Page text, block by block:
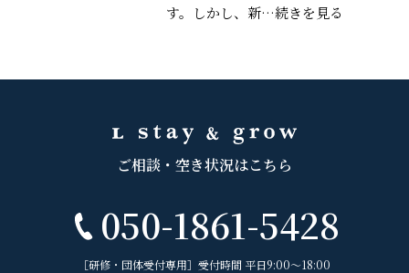
す。しかし、新…続きを見る
ご相談・空き状況はこちら
050-1861-5428
［研修・団体受付専用］受付時間 平日9:00〜18:00